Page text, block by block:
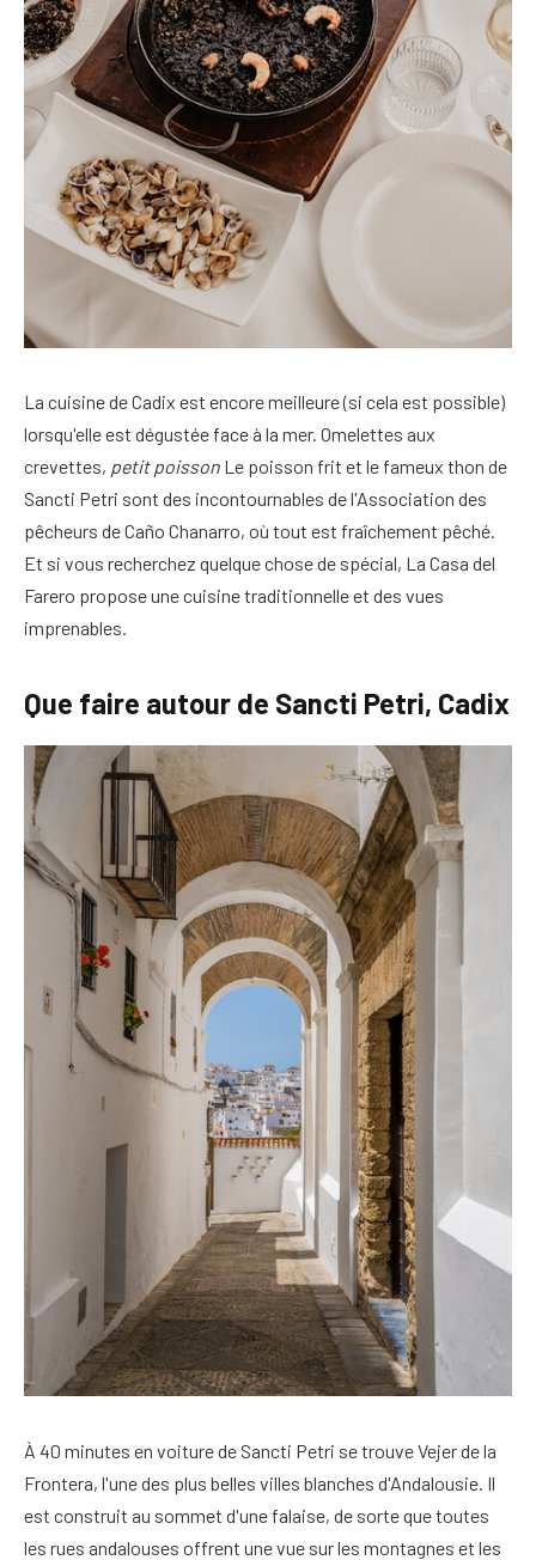
La cuisine de Cadix est encore meilleure (si cela est possible)
lorsqu'elle est dégustée face à la mer. Omelettes aux
crevettes, petit poisson Le poisson frit et le fameux thon de
Sancti Petri sont des incontournables de l'Association des
pêcheurs de Caño Chanarro, où tout est fraîchement pêché.
Et si vous recherchez quelque chose de spécial, La Casa del
Farero propose une cuisine traditionnelle et des vues
imprenables.
Que faire autour de Sancti Petri, Cadix
À 40 minutes en voiture de Sancti Petri se trouve Vejer de la
Frontera, l'une des plus belles villes blanches d'Andalousie. Il
est construit au sommet d'une falaise, de sorte que toutes
les rues andalouses offrent une vue sur les montagnes et les